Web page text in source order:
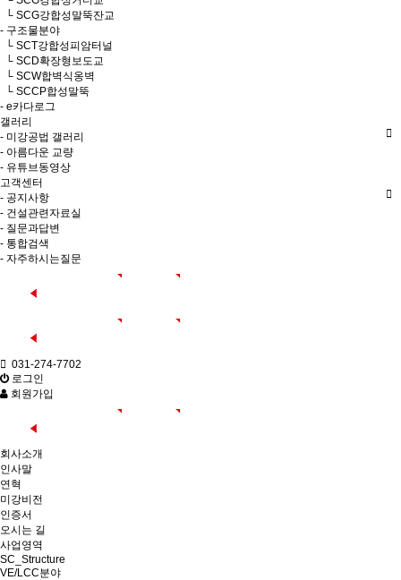
└ SCG강합성말뚝잔교
- 구조물분야
└ SCT강합성피암터널
└ SCD확장형보도교
└ SCW합벽식옹벽
└ SCCP합성말뚝
- e카다로그
갤러리
- 미강공법 갤러리
- 아름다운 교량
- 유튜브동영상
고객센터
- 공지사항
- 건설관련자료실
- 질문과답변
- 통합검색
- 자주하시는질문
031-274-7702
로그인
회원가입
회사소개
인사말
연혁
미강비전
인증서
오시는 길
사업영역
SC_Structure
VE/LCC분야